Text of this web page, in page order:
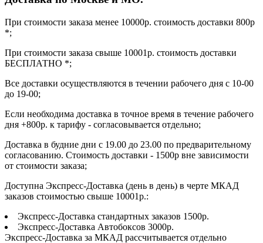
При стоимости заказа менее 10000р. стоимость доставки 800р
*;
При стоимости заказа свыше 10001р. стоимость доставки
БЕСПЛАТНО *;
Все доставки осуществляются в течении рабочего дня с 10-00
до 19-00;
Если необходима доставка в точное время в течение рабочего
дня +800р. к тарифу - согласовывается отдельно;
Доставка в будние дни с 19.00 до 23.00 по предварительному
согласованию. Стоимость доставки - 1500р вне зависимости
от стоимости заказа;
Доступна Экспресс-Доставка (день в день) в черте МКАД
заказов стоимостью свыше 10001р.:
Экспресс-Доставка стандартных заказов 1500р.
Экспресс-Доставка Автобоксов 3000р.
Экспресс-Доставка за МКАД рассчитывается отдельно